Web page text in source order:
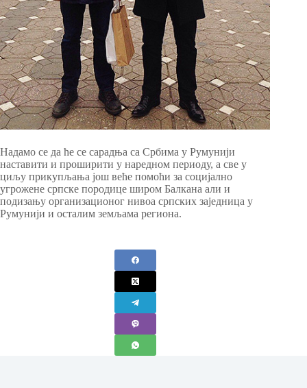
Надамо се да ће се сарадња са Србима у Румунији
наставити и проширити у наредном периоду, а све у
циљу прикупљања још веће помоћи за социјално
угрожене српске породице широм Балкана али и
подизању организационог нивоа српских заједница у
Румунији и осталим земљама региона.